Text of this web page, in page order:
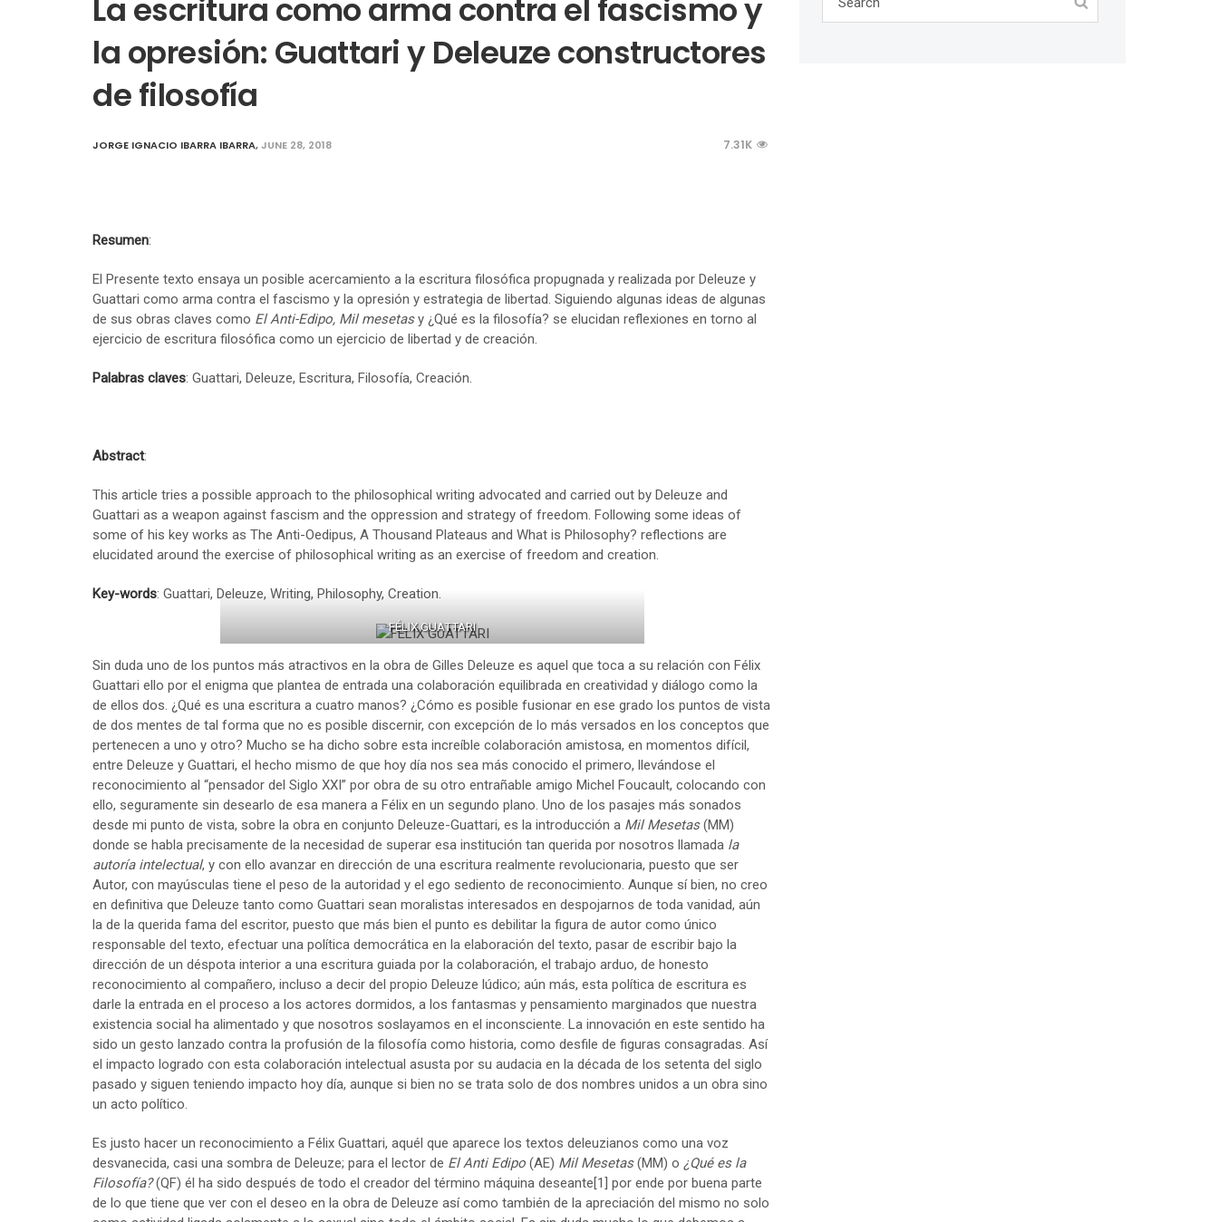
La escritura como arma contra el fascismo y
la opresión: Guattari y Deleuze constructores
de filosofía
JORGE IGNACIO IBARRA IBARRA,JUNE 28, 2018 7.31K
Resumen:
El Presente texto ensaya un posible acercamiento a la escritura filosófica propugnada y realizada por Deleuze y
Guattari como arma contra el fascismo y la opresión y estrategia de libertad. Siguiendo algunas ideas de algunas
de sus obras claves como El Anti-Edipo, Mil mesetasy ¿Qué es la filosofía? se elucidan reflexiones en torno al
ejercicio de escritura filosófica como un ejercicio de libertad y de creación.
Palabras claves: Guattari, Deleuze, Escritura, Filosofía, Creación.
Abstract:
This article tries a possible approach to the philosophical writing advocated and carried out by Deleuze and
Guattari as a weapon against fascism and the oppression and strategy of freedom. Following some ideas of
some of his key works as The Anti-Oedipus, A Thousand Plateaus and What is Philosophy? reflections are
elucidated around the exercise of philosophical writing as an exercise of freedom and creation.
Key-words: Guattari, Deleuze, Writing, Philosophy, Creation.
FÉLIX GUATTARI
Sin duda uno de los puntos más atractivos en la obra de Gilles Deleuze es aquel que toca a su relación con Félix
Guattari ello por el enigma que plantea de entrada una colaboración equilibrada en creatividad y diálogo como la
de ellos dos. ¿Qué es una escritura a cuatro manos? ¿Cómo es posible fusionar en ese grado los puntos de vista
de dos mentes de tal forma que no es posible discernir, con excepción de lo más versados en los conceptos que
pertenecen a uno y otro? Mucho se ha dicho sobre esta increíble colaboración amistosa, en momentos difícil,
entre Deleuze y Guattari, el hecho mismo de que hoy día nos sea más conocido el primero, llevándose el
reconocimiento al “pensador del Siglo XXI” por obra de su otro entrañable amigo Michel Foucault, colocando con
ello, seguramente sin desearlo de esa manera a Félix en un segundo plano. Uno de los pasajes más sonados
desde mi punto de vista, sobre la obra en conjunto Deleuze-Guattari, es la introducción a Mil Mesetas(MM)
donde se habla precisamente de la necesidad de superar esa institución tan querida por nosotros llamada la
autoría intelectual, y con ello avanzar en dirección de una escritura realmente revolucionaria, puesto que ser
Autor, con mayúsculas tiene el peso de la autoridad y el ego sediento de reconocimiento. Aunque sí bien, no creo
en definitiva que Deleuze tanto como Guattari sean moralistas interesados en despojarnos de toda vanidad, aún
la de la querida fama del escritor, puesto que más bien el punto es debilitar la figura de autor como único
responsable del texto, efectuar una política democrática en la elaboración del texto, pasar de escribir bajo la
dirección de un déspota interior a una escritura guiada por la colaboración, el trabajo arduo, de honesto
reconocimiento al compañero, incluso a decir del propio Deleuze lúdico; aún más, esta política de escritura es
darle la entrada en el proceso a los actores dormidos, a los fantasmas y pensamiento marginados que nuestra
existencia social ha alimentado y que nosotros soslayamos en el inconsciente. La innovación en este sentido ha
sido un gesto lanzado contra la profusión de la filosofía como historia, como desfile de figuras consagradas. Así
el impacto logrado con esta colaboración intelectual asusta por su audacia en la década de los setenta del siglo
pasado y siguen teniendo impacto hoy día, aunque si bien no se trata solo de dos nombres unidos a un obra sino
un acto político.
Es justo hacer un reconocimiento a Félix Guattari, aquél que aparece los textos deleuzianos como una voz
desvanecida, casi una sombra de Deleuze; para el lector de El Anti Edipo (AE) Mil Mesetas(MM) o ¿Qué es la
Filosofía?(QF) él ha sido después de todo el creador del término máquina deseante[1] por ende por buena parte
de lo que tiene que ver con el deseo en la obra de Deleuze así como también de la apreciación del mismo no solo